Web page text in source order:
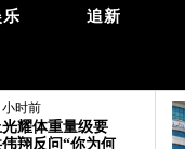
小时前
付廖顺喜 总检
千万罚单后获撤
追新
精彩大马, 版权所有.